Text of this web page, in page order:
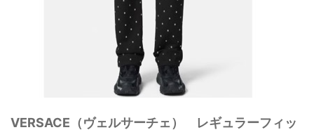
VERSACE（ヴェルサーチェ） レギュラーフィッ